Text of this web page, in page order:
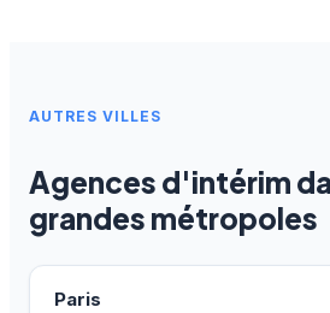
AUTRES VILLES
Agences d'intérim
grandes métropoles
Paris